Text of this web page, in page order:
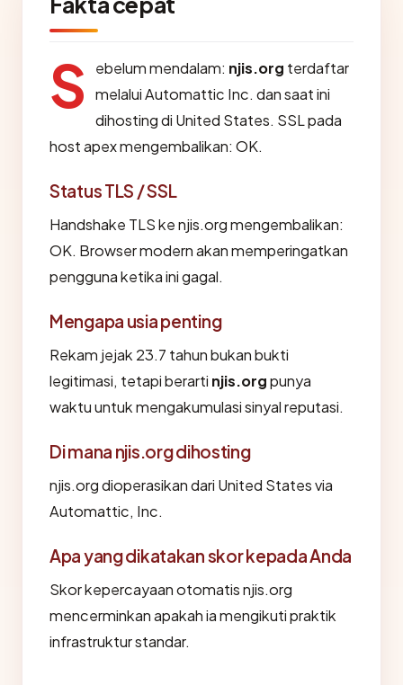
S ebelum mendalam: njis.org terdaftar
melalui Automattic Inc. dan saat ini
dihosting di United States. SSL pada
host apex mengembalikan: OK.
Status TLS / SSL
Handshake TLS ke njis.org mengembalikan:
OK. Browser modern akan memperingatkan
pengguna ketika ini gagal.
Mengapa usia penting
Rekam jejak 23.7 tahun bukan bukti
legitimasi, tetapi berarti njis.orgpunya
waktu untuk mengakumulasi sinyal reputasi.
Di mana njis.org dihosting
njis.org dioperasikan dari United States via
Automattic, Inc.
Apa yang dikatakan skor kepada Anda
Skor kepercayaan otomatis njis.org
mencerminkan apakah ia mengikuti praktik
infrastruktur standar.